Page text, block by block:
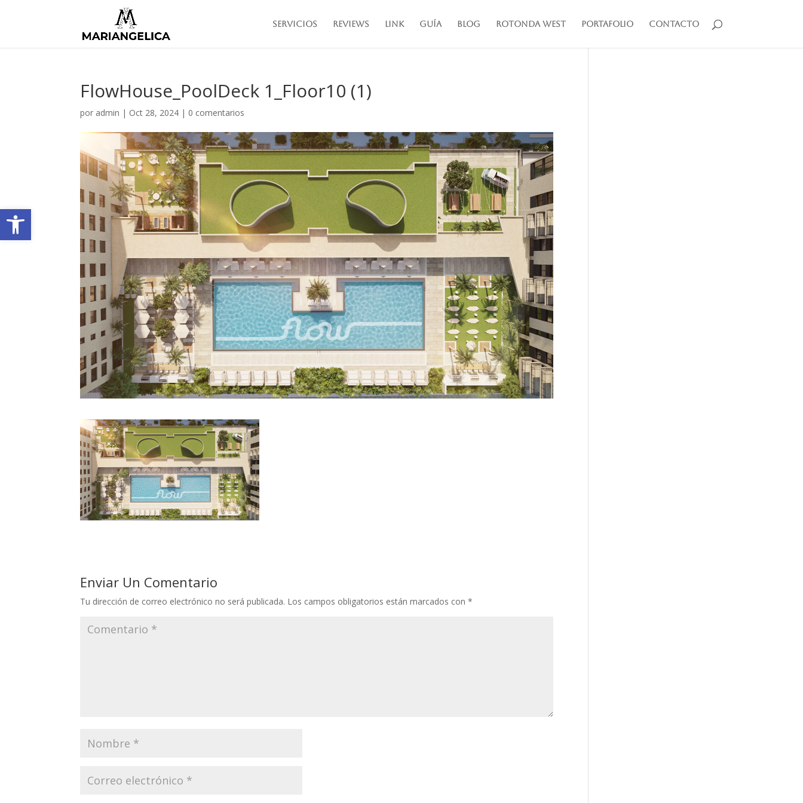
Abrir barra de herramientas
Servicios Reviews Link Guía Blog Rotonda West Portafolio Contacto
FlowHouse_PoolDeck 1_Floor10 (1)
por admin | Oct 28, 2024 | 0 comentarios
Enviar Un Comentario
Tu dirección de correo electrónico no será publicada. Los campos obligatorios están marcados con*